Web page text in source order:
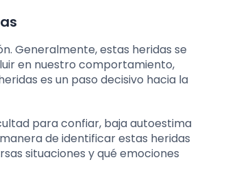
Generalmente, estas heridas se
en nuestro comportamiento,
es un paso decisivo hacia la
para confiar, baja autoestima
de identificar estas heridas
situaciones y qué emociones